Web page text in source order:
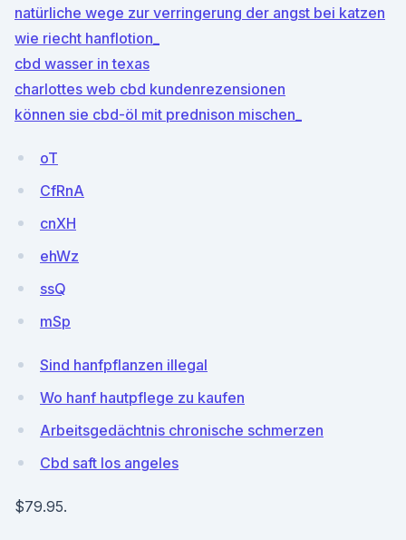
natürliche wege zur verringerung der angst bei katzen
wie riecht hanflotion_
cbd wasser in texas
charlottes web cbd kundenrezensionen
können sie cbd-öl mit prednison mischen_
oT
CfRnA
cnXH
ehWz
ssQ
mSp
Sind hanfpflanzen illegal
Wo hanf hautpflege zu kaufen
Arbeitsgedächtnis chronische schmerzen
Cbd saft los angeles
$79.95.